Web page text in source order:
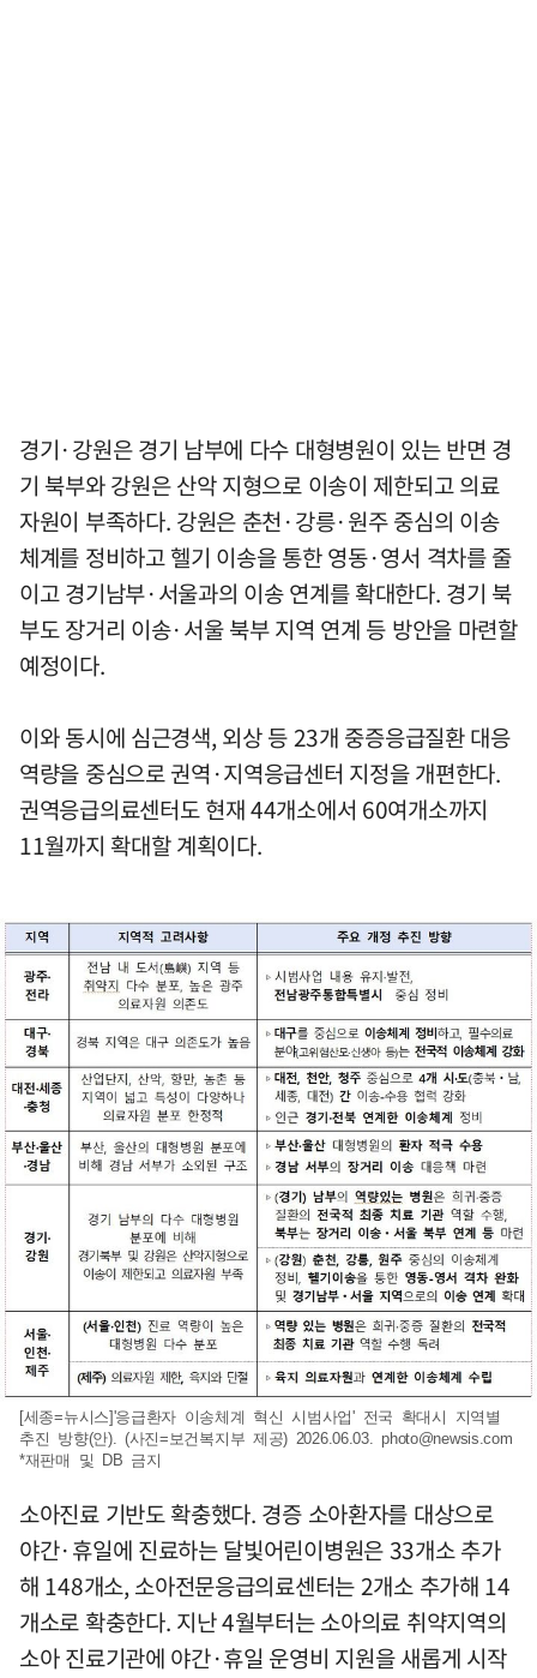
경기·강원은 경기 남부에 다수 대형병원이 있는 반면 경
기 북부와 강원은 산악 지형으로 이송이 제한되고 의료
자원이 부족하다. 강원은 춘천·강릉·원주 중심의 이송
체계를 정비하고 헬기 이송을 통한 영동·영서 격차를 줄
이고 경기남부·서울과의 이송 연계를 확대한다. 경기 북
부도 장거리 이송·서울 북부 지역 연계 등 방안을 마련할
예정이다.
이와 동시에 심근경색, 외상 등 23개 중증응급질환 대응
역량을 중심으로 권역·지역응급센터 지정을 개편한다.
권역응급의료센터도 현재 44개소에서 60여개소까지
11월까지 확대할 계획이다.
[세종=뉴시스]'응급환자 이송체계 혁신 시범사업' 전국 확대시 지역별
추진 방향(안). (사진=보건복지부 제공) 2026.06.03.photo@newsis.com
*재판매 및 DB 금지
소아진료 기반도 확충했다. 경증 소아환자를 대상으로
야간·휴일에 진료하는 달빛어린이병원은 33개소 추가
해 148개소, 소아전문응급의료센터는 2개소 추가해 14
개소로 확충한다. 지난 4월부터는 소아의료 취약지역의
소아 진료기관에 야간·휴일 운영비 지원을 새롭게 시작